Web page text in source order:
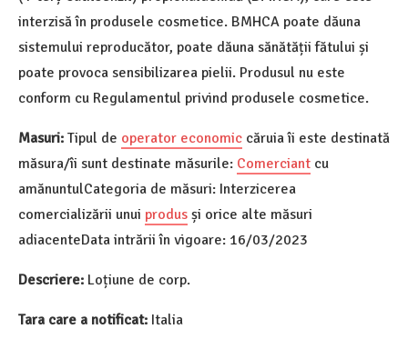
interzisă în produsele cosmetice. BMHCA poate dăuna
sistemului reproducător, poate dăuna sănătății fătului și
poate provoca sensibilizarea pielii. Produsul nu este
conform cu Regulamentul privind produsele cosmetice.
Masuri: Tipul de operator economic căruia îi este destinată
măsura/îi sunt destinate măsurile: Comerciant cu
amănuntulCategoria de măsuri: Interzicerea
comercializării unui produs și orice alte măsuri
adiacenteData intrării în vigoare: 16/03/2023
Descriere: Loțiune de corp.
Tara care a notificat: Italia